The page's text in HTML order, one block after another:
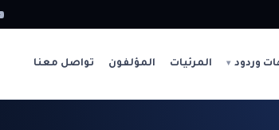
وردود المرئيات المؤلفون تواصل معنا